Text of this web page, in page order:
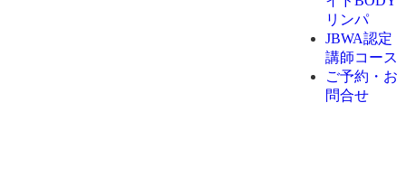
リンパ
JBWA認定
講師コース
ご予約・お
問合せ